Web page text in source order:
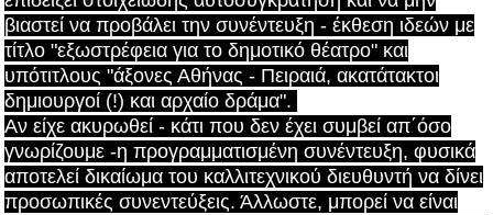
βιαστεί να προβάλει την συνέντευξη - έκθεση ιδεών με
τίτλο "εξωστρέφεια για το δημοτικό θέατρο" και
υπότιτλους "άξονες Αθήνας - Πειραιά, ακατάτακτοι
δημιουργοί (!) και αρχαίο δράμα".
Αν είχε ακυρωθεί - κάτι που δεν έχει συμβεί απ΄όσο
γνωρίζουμε -η προγραμματισμένη συνέντευξη, φυσικά
αποτελεί δικαίωμα του καλλιτεχνικού διευθυντή να δίνει
προσωπικές συνεντεύξεις. Άλλωστε, μπορεί να είναι